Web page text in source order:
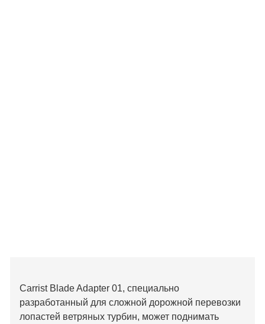
Carrist Blade Adapter 01, специально
разработанный для сложной дорожной перевозки
лопастей ветряных турбин, может поднимать